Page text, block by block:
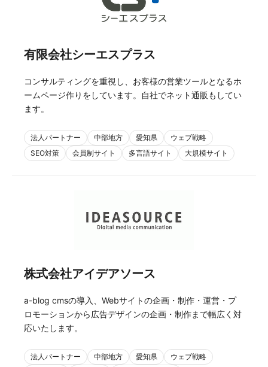
有限会社シーエスプラス
コンサルティングを重視し、お客様の営業ツールとなるホ
ームページ作りをしています。自社でネット通販もしてい
ます。
法人パートナー 中部地方 愛知県
ウェブ戦略
SEO対策
会員制サイト 多言語サイト 大規模サイト
株式会社アイデアソース
a-blog cmsの導入、Webサイトの企画・制作・運営・プ
ロモーションから広告デザインの企画・制作まで幅広く対
応いたします。
法人パートナー 中部地方 愛知県
ウェブ戦略